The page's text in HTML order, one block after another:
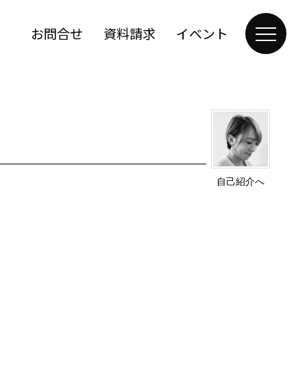
お問合せ 資料請求 イベント
自己紹介へ